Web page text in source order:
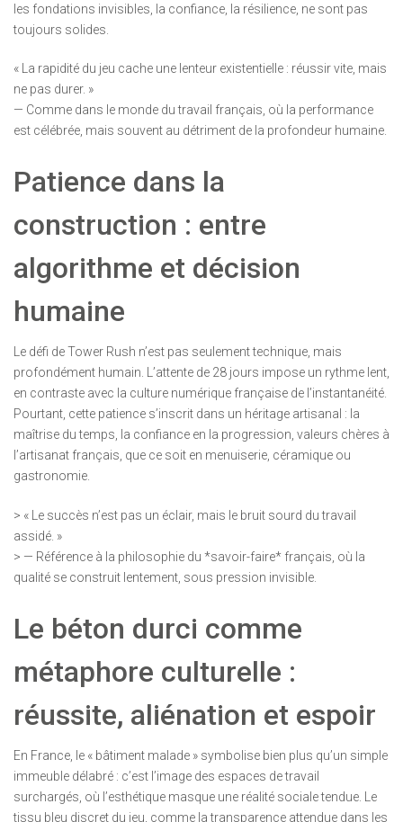
les fondations invisibles, la confiance, la résilience, ne sont pas
toujours solides.
« La rapidité du jeu cache une lenteur existentielle : réussir vite, mais
ne pas durer. »
— Comme dans le monde du travail français, où la performance
est célébrée, mais souvent au détriment de la profondeur humaine.
Patience dans la
construction : entre
algorithme et décision
humaine
Le défi de Tower Rush n’est pas seulement technique, mais
profondément humain. L’attente de 28 jours impose un rythme lent,
en contraste avec la culture numérique française de l’instantanéité.
Pourtant, cette patience s’inscrit dans un héritage artisanal : la
maîtrise du temps, la confiance en la progression, valeurs chères à
l’artisanat français, que ce soit en menuiserie, céramique ou
gastronomie.
> « Le succès n’est pas un éclair, mais le bruit sourd du travail
assidé. »
> — Référence à la philosophie du *savoir-faire* français, où la
qualité se construit lentement, sous pression invisible.
Le béton durci comme
métaphore culturelle :
réussite, aliénation et espoir
En France, le « bâtiment malade » symbolise bien plus qu’un simple
immeuble délabré : c’est l’image des espaces de travail
surchargés, où l’esthétique masque une réalité sociale tendue. Le
tissu bleu discret du jeu, comme la transparence attendue dans les